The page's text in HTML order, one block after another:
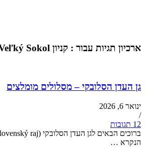
ארכיון תגיות עבור : קניון Veľký Sokol
גן העדן הסלובקי – מסלולים מומלצים
ינואר 6, 2026
/
12 תגובות
הנקרא …